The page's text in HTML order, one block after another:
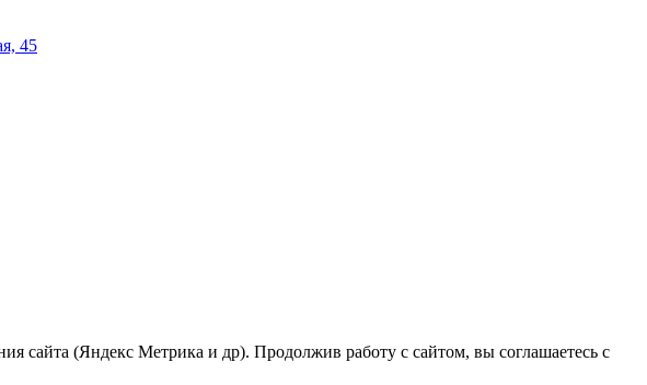
45
сайта (Яндекс Метрика и др). Продолжив работу с сайтом, вы соглашаетесь с